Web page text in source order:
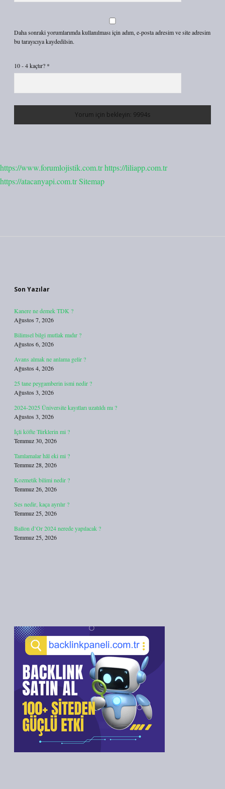
Daha sonraki yorumlarımda kullanılması için adım, e-posta adresim ve site adresim
bu tarayıcıya kaydedilsin.
10 - 4 kaçtır? *
https://www.forumlojistik.com.trhttps://liliapp.com.tr
https://atacanyapi.com.trSitemap
Son Yazılar
Kanere ne demek TDK ?
Ağustos 7, 2026
Bilimsel bilgi mutlak mıdır ?
Ağustos 6, 2026
Avans almak ne anlama gelir ?
Ağustos 4, 2026
25 tane peygamberin ismi nedir ?
Ağustos 3, 2026
2024-2025 Üniversite kayıtları uzatıldı mı ?
Ağustos 3, 2026
İçli köfte Türklerin mi ?
Temmuz 30, 2026
Tamlamalar hâl eki mi ?
Temmuz 28, 2026
Kozmetik bilimi nedir ?
Temmuz 26, 2026
Ses nedir, kaça ayrılır ?
Temmuz 25, 2026
Ballon d’Or 2024 nerede yapılacak ?
Temmuz 25, 2026